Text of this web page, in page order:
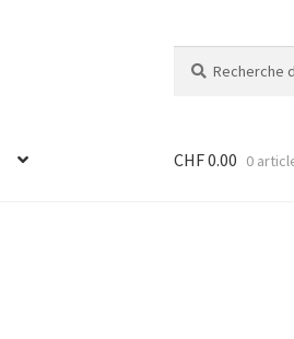
pour :
CHF0.00 0